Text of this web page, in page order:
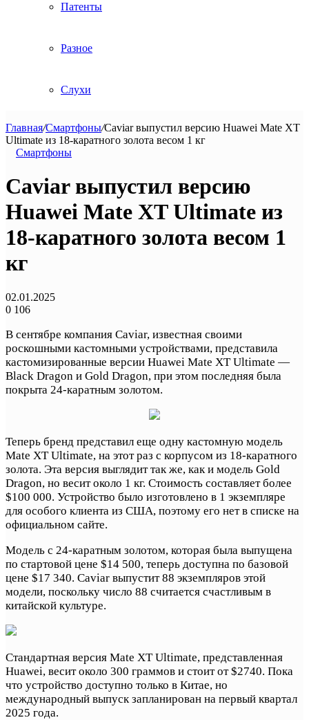
Патенты
Разное
Слухи
Главная/Смартфоны/Caviar выпустил версию Huawei Mate XT
Ultimate из 18-каратного золота весом 1 кг
Смартфоны
Caviar выпустил версию
Huawei Mate XT Ultimate из
18-каратного золота весом 1
кг
02.01.2025
0 106
В сентябре компания Caviar, известная своими
роскошными кастомными устройствами, представила
кастомизированные версии Huawei Mate XT Ultimate —
Black Dragon и Gold Dragon, при этом последняя была
покрыта 24-каратным золотом.
Теперь бренд представил еще одну кастомную модель
Mate XT Ultimate, на этот раз с корпусом из 18-каратного
золота. Эта версия выглядит так же, как и модель Gold
Dragon, но весит около 1 кг. Стоимость составляет более
$100 000. Устройство было изготовлено в 1 экземпляре
для особого клиента из США, поэтому его нет в списке на
официальном сайте.
Модель с 24-каратным золотом, которая была выпущена
по стартовой цене $14 500, теперь доступна по базовой
цене $17 340. Caviar выпустит 88 экземпляров этой
модели, поскольку число 88 считается счастливым в
китайской культуре.
Стандартная версия Mate XT Ultimate, представленная
Huawei, весит около 300 граммов и стоит от $2740. Пока
что устройство доступно только в Китае, но
международный выпуск запланирован на первый квартал
2025 года.